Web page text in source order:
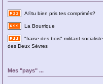
A©tu bien pris tes comprimés?
La Bourrique
"fraise des bois" militant socialiste
des Deux Sèvres
Mes "pays" ...